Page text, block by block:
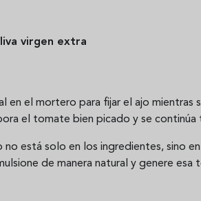
virgen extra
en el mortero para fijar el ajo mientras
el tomate bien picado y se
está solo en los ingredientes, sino
de manera natural y genere esa